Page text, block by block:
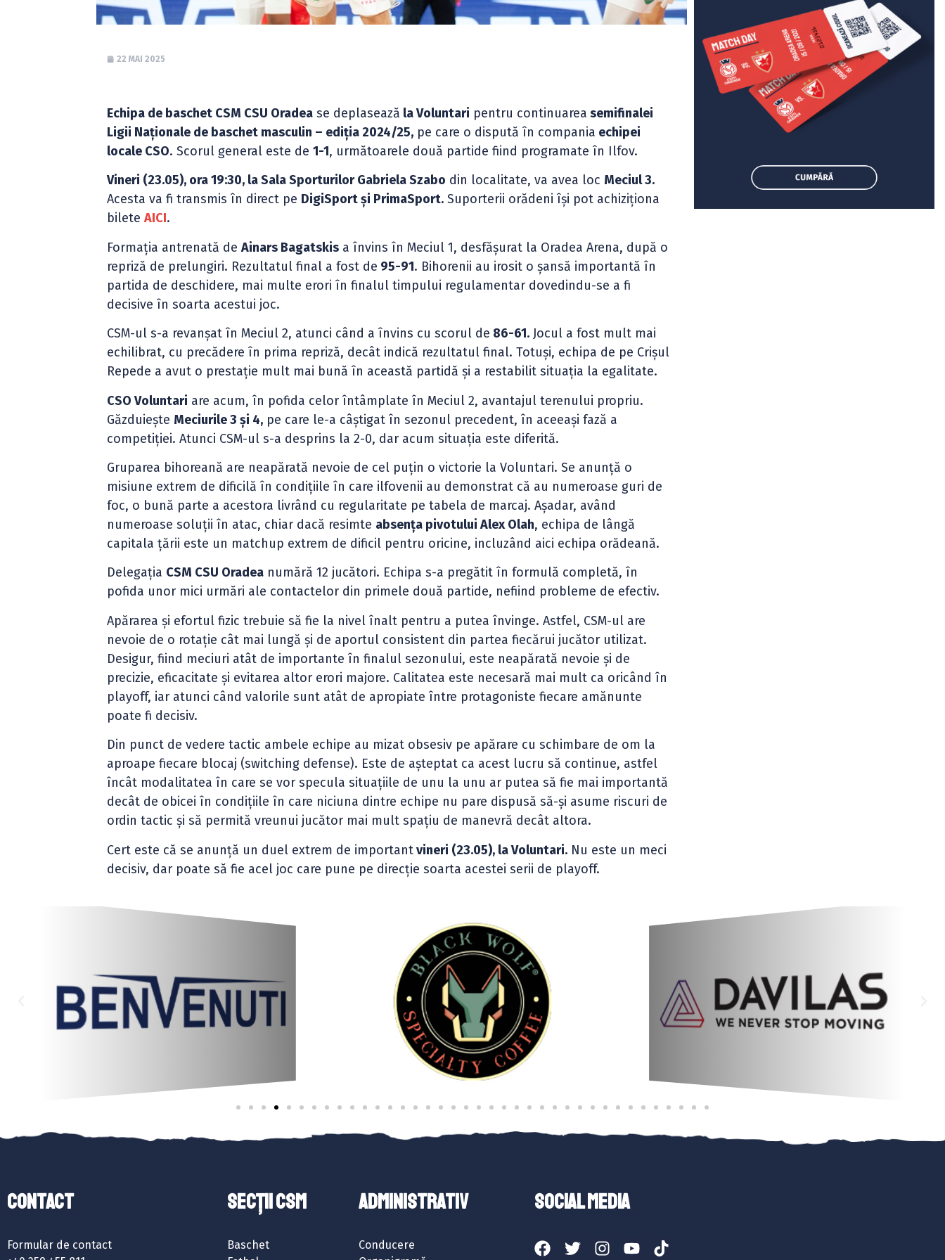
22 MAI 2025
Echipa de baschet CSM CSU Oradea se deplasează la Voluntari pentru continuarea semifinalei
Ligii Naționale de baschet masculin – ediția 2024/25, pe care o dispută în compania echipei
locale CSO. Scorul general este de1-1, următoarele două partide fiind programate în Ilfov.
Vineri (23.05), ora 19:30, la Sala Sporturilor Gabriela Szabo din localitate, va avea loc Meciul 3.
Acesta va fi transmis în direct pe DigiSport și PrimaSport. Suporterii orădeni își pot achiziționa
bileteAICI.
Formația antrenată deAinars Bagatskis a învins în Meciul 1, desfășurat la Oradea Arena, după o
repriză de prelungiri. Rezultatul final a fost de 95-91. Bihorenii au irosit o șansă importantă în
partida de deschidere, mai multe erori în finalul timpului regulamentar dovedindu-se a fi
decisive în soarta acestui joc.
CSM-ul s-a revanșat în Meciul 2, atunci când a învins cu scorul de 86-61. Jocul a fost mult mai
echilibrat, cu precădere în prima repriză, decât indică rezultatul final. Totuși, echipa de pe Crișul
Repede a avut o prestație mult mai bună în această partidă și a restabilit situația la egalitate.
CSO Voluntari are acum, în pofida celor întâmplate în Meciul 2, avantajul terenului propriu.
Găzduiește Meciurile 3 și 4, pe care le-a câștigat în sezonul precedent, în aceeași fază a
competiției. Atunci CSM-ul s-a desprins la 2-0, dar acum situația este diferită.
Gruparea bihoreană are neapărată nevoie de cel puțin o victorie la Voluntari. Se anunță o
misiune extrem de dificilă în condițiile în care ilfovenii au demonstrat că au numeroase guri de
foc, o bună parte a acestora livrând cu regularitate pe tabela de marcaj. Așadar, având
numeroase soluții în atac, chiar dacă resimte absența pivotului Alex Olah, echipa de lângă
capitala țării este un matchup extrem de dificil pentru oricine, incluzând aici echipa orădeană.
Delegația CSM CSU Oradea numără 12 jucători. Echipa s-a pregătit în formulă completă, în
pofida unor mici urmări ale contactelor din primele două partide, nefiind probleme de efectiv.
Apărarea și efortul fizic trebuie să fie la nivel înalt pentru a putea învinge. Astfel, CSM-ul are
nevoie de o rotație cât mai lungă și de aportul consistent din partea fiecărui jucător utilizat.
Desigur, fiind meciuri atât de importante în finalul sezonului, este neapărată nevoie și de
precizie, eficacitate și evitarea altor erori majore. Calitatea este necesară mai mult ca oricând în
playoff, iar atunci când valorile sunt atât de apropiate între protagoniste fiecare amănunte
poate fi decisiv.
Din punct de vedere tactic ambele echipe au mizat obsesiv pe apărare cu schimbare de om la
aproape fiecare blocaj (switching defense). Este de așteptat ca acest lucru să continue, astfel
încât modalitatea în care se vor specula situațiile de unu la unu ar putea să fie mai importantă
decât de obicei în condițiile în care niciuna dintre echipe nu pare dispusă să-și asume riscuri de
ordin tactic și să permită vreunui jucător mai mult spațiu de manevră decât altora.
Cert este că se anunță un duel extrem de importantvineri (23.05), la Voluntari. Nu este un meci
decisiv, dar poate să fie acel joc care pune pe direcție soarta acestei serii de playoff.
Contact
Formular de contact
SECȚII CSM
Baschet
ADMINISTRATIV
Conducere
SOCIAL MEDIA